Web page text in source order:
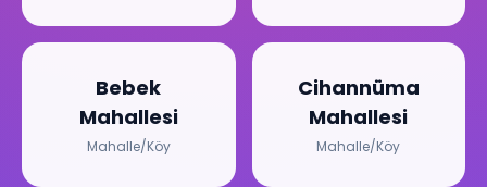
Bebek
Mahallesi
Mahalle/Köy
Cihannüma
Mahallesi
Mahalle/Köy